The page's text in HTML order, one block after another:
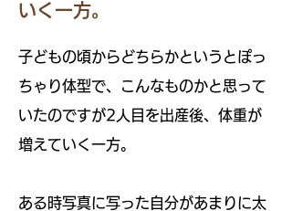
いく一方。
子どもの頃からどちらかというとぽっ
ちゃり体型で、こんなものかと思って
いたのですが2人目を出産後、体重が
増えていく一方。
ある時写真に写った自分があまりに太